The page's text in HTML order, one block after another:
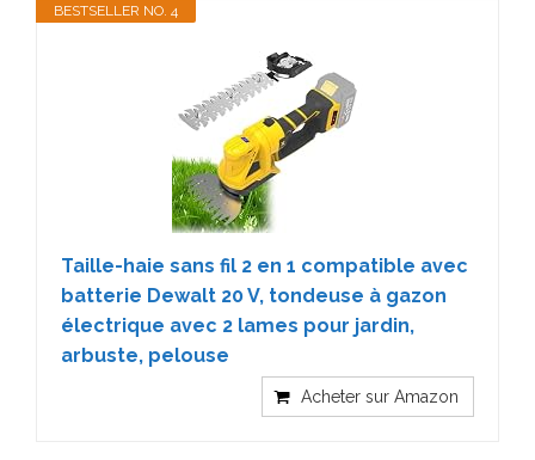
BESTSELLER NO. 4
Taille-haie sans fil 2 en 1 compatible avec
batterie Dewalt 20 V, tondeuse à gazon
électrique avec 2 lames pour jardin,
arbuste, pelouse
Acheter sur Amazon